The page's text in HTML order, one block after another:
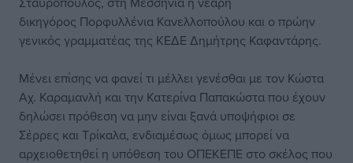
δικηγόρος Πορφυλλένια Κανελλοπούλου και ο πρώην
γενικός γραμματέας της ΚΕΔΕ Δημήτρης Καφαντάρης.
Μένει επίσης να φανεί τι μέλλει γενέσθαι με τον Κώστα
Αχ. Καραμανλή και την Κατερίνα Παπακώστα που έχουν
δηλώσει πρόθεση να μην είναι ξανά υποψήφιοι σε
Σέρρες και Τρίκαλα, ενδιαμέσως όμως μπορεί να
αρχειοθετηθεί η υπόθεση του ΟΠΕΚΕΠΕ στο σκέλος που